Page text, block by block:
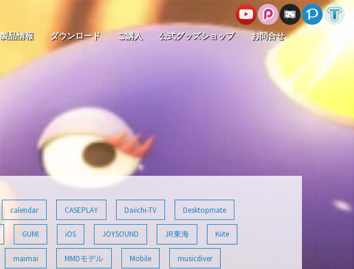
製品情報 ダウンロード ご購入 公式グッズショップ お問合せ
calendar CASEPLAY Daiichi-TV Desktopmate
GUMI iOS JOYSOUND JR東海 Kiite
maimai MMDモデル Mobile musicdiver